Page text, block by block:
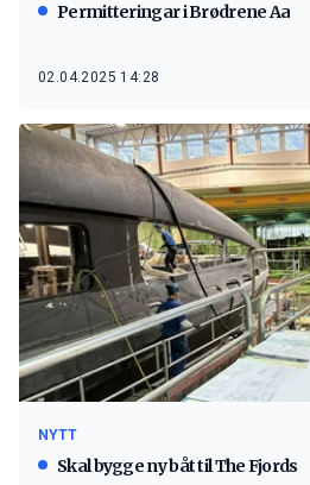
Permitteringar i Brødrene Aa
02.04.2025 14:28
NYTT
Skal bygge ny båt til The Fjords